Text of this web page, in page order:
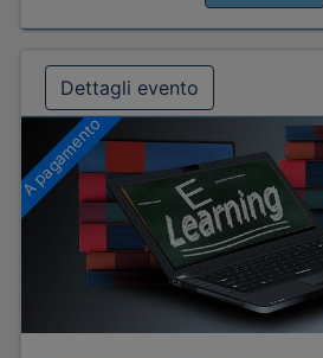
Dettagli evento
A pagamento